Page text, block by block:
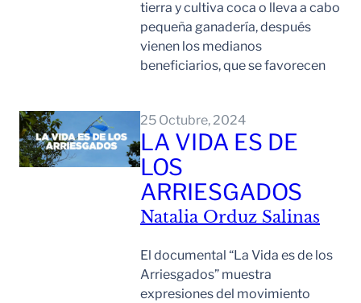
tierra y cultiva coca o lleva a cabo
pequeña ganadería, después
vienen los medianos
beneficiarios, que se favorecen
25 Octubre, 2024
LA VIDA ES DE
LOS
ARRIESGADOS
Natalia Orduz Salinas
El documental “La Vida es de los
Arriesgados” muestra
expresiones del movimiento